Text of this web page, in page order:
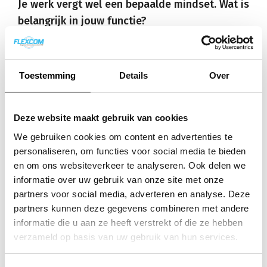
Toestemming Details Over
Deze website maakt gebruik van cookies
We gebruiken cookies om content en advertenties te
personaliseren, om functies voor social media te bieden
en om ons websiteverkeer te analyseren. Ook delen we
informatie over uw gebruik van onze site met onze
partners voor social media, adverteren en analyse. Deze
partners kunnen deze gegevens combineren met andere
informatie die u aan ze heeft verstrekt of die ze hebben
verzameld op basis van uw gebruik van hun services.
Je werk vergt wel een bepaalde mindset. Wat is
belangrijk in jouw functie?
‘Het begint bij kennis. Ik denk dat mijn
ervaringen bij KPN, maar ook als “buiten
engineer” mij enorm helpt in mijn werk.
Daarnaast is communicatie gewoon heel
belangrijk. Ik kan een probleem wel oplossen,
maar als de klant het niet weet, dan is het
probleem niet écht opgelost. Het is in die zin
echt een totaalplaatje dat moet kloppen.’
Hoe is het werk als support engineer?
Roy weegt zijn woorden. ‘Weet je… het is ergens
best een solistische baan. Maar ondanks dat ik